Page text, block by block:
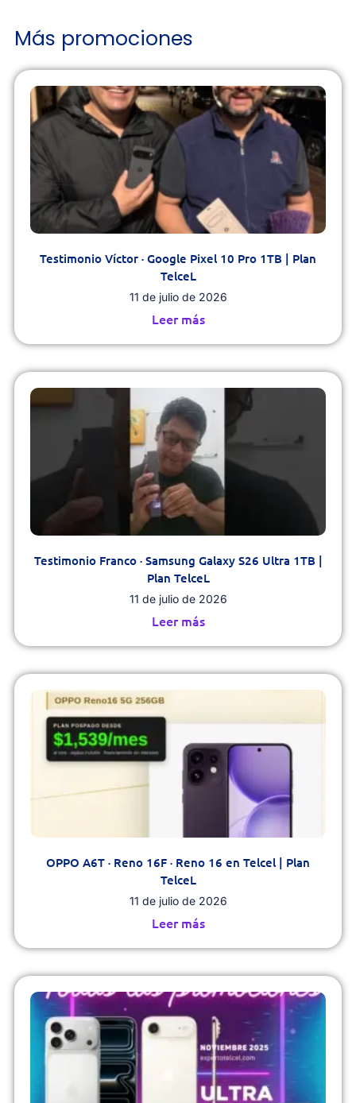
Más promociones
Testimonio Víctor · Google Pixel 10 Pro 1TB | Plan
TelceL
11 de julio de 2026
Leer más
Testimonio Franco · Samsung Galaxy S26 Ultra 1TB |
Plan TelceL
11 de julio de 2026
Leer más
OPPO A6T · Reno 16F · Reno 16 en Telcel | Plan
TelceL
11 de julio de 2026
Leer más